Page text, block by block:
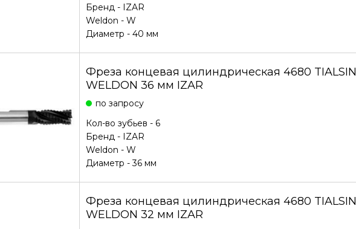
Бренд - IZAR
Weldon - W
Диаметр - 40 мм
Фреза концевая цилиндрическая 4680 TIALSIN
WELDON 36 мм IZAR
по запросу
Кол-во зубьев - 6
Бренд - IZAR
Weldon - W
Диаметр - 36 мм
Фреза концевая цилиндрическая 4680 TIALSIN
WELDON 32 мм IZAR